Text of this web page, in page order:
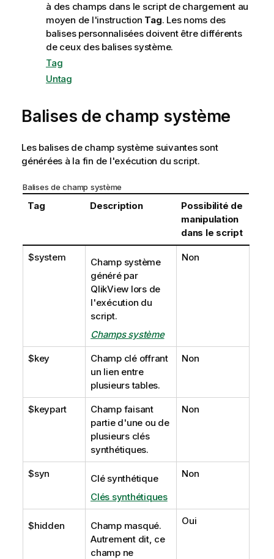
à des champs dans le script de chargement au
moyen de l'instruction Tag. Les noms des
balises personnalisées doivent être différents
de ceux des balises système.
Tag
Untag
Balises de champ système
Les balises de champ système suivantes sont
générées à la fin de l'exécution du script.
Balises de champ système
Tag Description
Possibilité de
manipulation
dans le script
$system
Champ système
généré par
QlikView lors de
l'exécution du
script.
Champs système
Non
$key
Champ clé offrant
un lien entre
plusieurs tables.
Non
$keypart
Champ faisant
partie d'une ou de
plusieurs clés
synthétiques.
Non
$syn
Clé synthétique
Clés synthétiques
Non
$hidden
Champ masqué.
Autrement dit, ce
champ ne
Oui